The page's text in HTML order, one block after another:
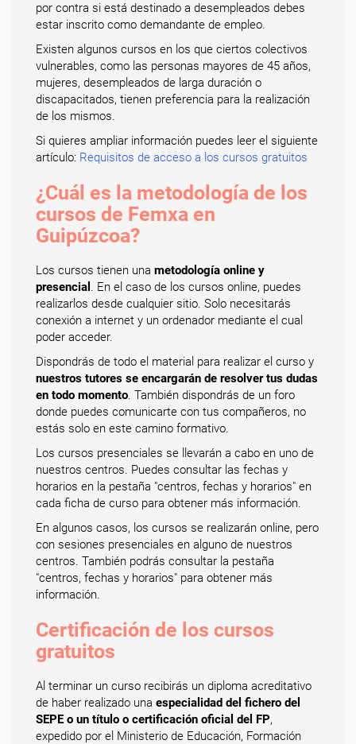
por contra si está destinado a desempleados debes
estar inscrito como demandante de empleo.
Existen algunos cursos en los que ciertos colectivos
vulnerables, como las personas mayores de 45 años,
mujeres, desempleados de larga duración o
discapacitados, tienen preferencia para la realización
de los mismos.
Si quieres ampliar información puedes leer el siguiente
artículo: Requisitos de acceso a los cursos gratuitos
¿Cuál es la metodología de los
cursos de Femxa en
Guipúzcoa?
Los cursos tienen una metodología online y
presencial . En el caso de los cursos online, puedes
realizarlos desde cualquier sitio. Solo necesitarás
conexión a internet y un ordenador mediante el cual
poder acceder.
Dispondrás de todo el material para realizar el curso y
nuestros tutores se encargarán de resolver tus dudas
en todo momento. También dispondrás de un foro
donde puedes comunicarte con tus compañeros, no
estás solo en este camino formativo.
Los cursos presenciales se llevarán a cabo en uno de
nuestros centros. Puedes consultar las fechas y
horarios en la pestaña "centros, fechas y horarios" en
cada ficha de curso para obtener más información.
En algunos casos, los cursos se realizarán online, pero
con sesiones presenciales en alguno de nuestros
centros. También podrás consultar la pestaña
"centros, fechas y horarios" para obtener más
información.
Certificación de los cursos
gratuitos
Al terminar un curso recibirás un diploma acreditativo
de haber realizado una especialidad del fichero del
SEPE o un título o certificación oficial del FP,
expedido por el Ministerio de Educación, Formación